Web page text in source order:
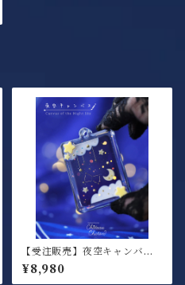
【受注販売】夜空キャンバス /
キーホルダー
¥8,980